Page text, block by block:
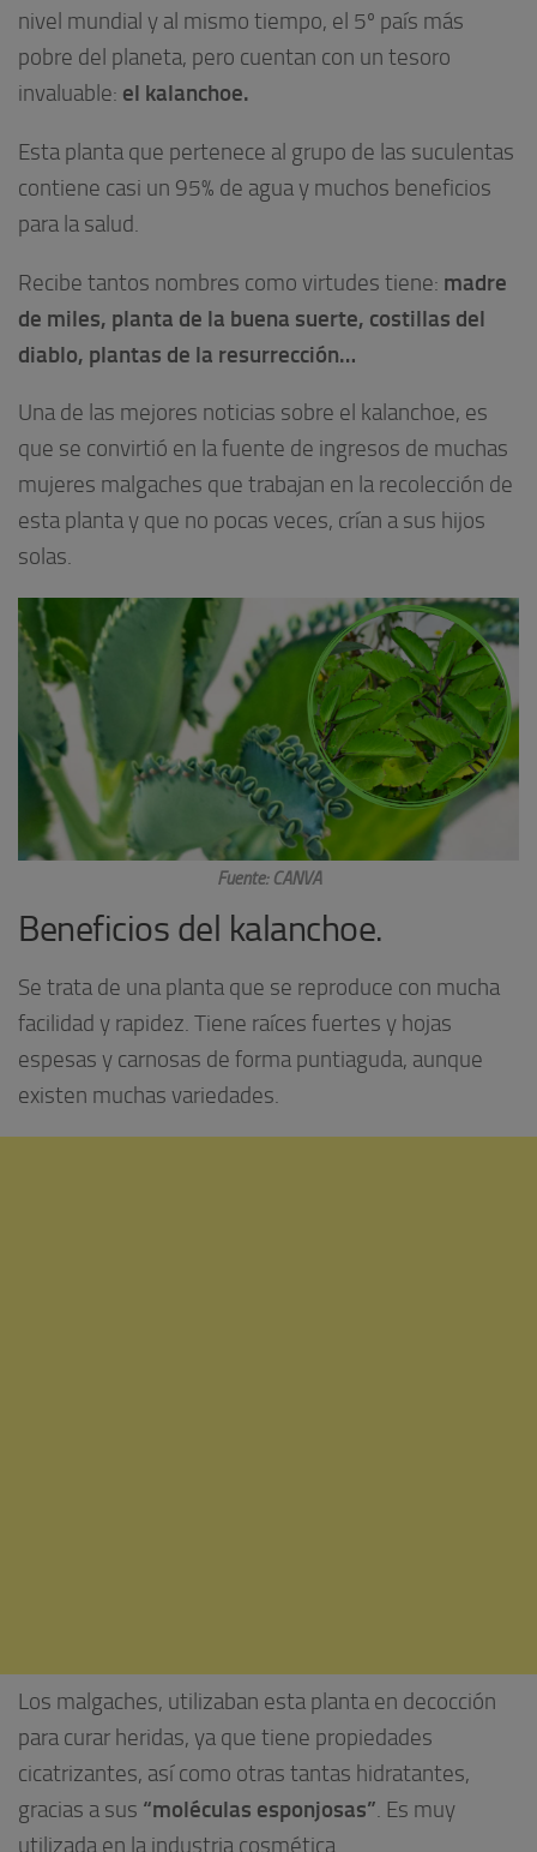
nivel mundial y al mismo tiempo, el 5º país más
pobre del planeta, pero cuentan con un tesoro
invaluable: el kalanchoe.
Esta planta que pertenece al grupo de las suculentas
contiene casi un 95% de agua y muchos beneficios
para la salud.
Recibe tantos nombres como virtudes tiene: madre
de miles, planta de la buena suerte, costillas del
diablo, plantas de la resurrección…
Una de las mejores noticias sobre el kalanchoe, es
que se convirtió en la fuente de ingresos de muchas
mujeres malgaches que trabajan en la recolección de
esta planta y que no pocas veces, crían a sus hijos
solas.
Fuente: CANVA
Beneficios del kalanchoe.
Se trata de una planta que se reproduce con mucha
facilidad y rapidez. Tiene raíces fuertes y hojas
espesas y carnosas de forma puntiaguda, aunque
existen muchas variedades.
Los malgaches, utilizaban esta planta en decocción
para curar heridas, ya que tiene propiedades
cicatrizantes, así como otras tantas hidratantes,
gracias a sus “moléculas esponjosas”. Es muy
utilizada en la industria cosmética.